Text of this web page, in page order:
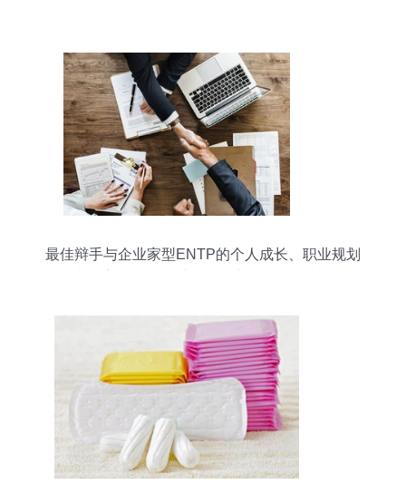
最佳辩手与企业家型ENTP的个人成长、职业规划